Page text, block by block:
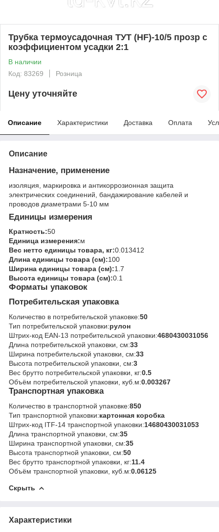
Трубка термоусадочная ТУТ (HF)-10/5 прозр с
коэффициентом усадки 2:1
В наличии
Код: 83269
Розница
Цену уточняйте
Описание Характеристики Доставка Оплата
Описание
Назначение, применение
изоляция, маркировка и антикоррозионная защита
электрических соединений, бандажирование кабелей и
проводов диаметрами 5-10 мм
Единицы измерения
Кратность:50
Единица измерения:м
Вес нетто единицы товара, кг:0.013412
Длина единицы товара (см):100
Ширина единицы товара (см):1.7
Высота единицы товара (см):0.1
Форматы упаковок
Потребительская упаковка
Количество в потребительской упаковке:50
Тип потребительской упаковки:рулон
Штрих-код EAN-13 потребительской упаковки:4680430031056
Длина потребительской упаковки, см:33
Ширина потребительской упаковки, см:33
Высота потребительской упаковки, см:3
Вес брутто потребительской упаковки, кг:0.5
Объём потребительской упаковки, куб.м:0.003267
Транспортная упаковка
Количество в транспортной упаковке:850
Тип транспортной упаковки:картонная коробка
Штрих-код ITF-14 транспортной упаковки:14680430031053
Длина транспортной упаковки, см:35
Ширина транспортной упаковки, см:35
Высота транспортной упаковки, см:50
Вес брутто транспортной упаковки, кг:11.4
Объём транспортной упаковки, куб.м:0.06125
Скрыть
Характеристики